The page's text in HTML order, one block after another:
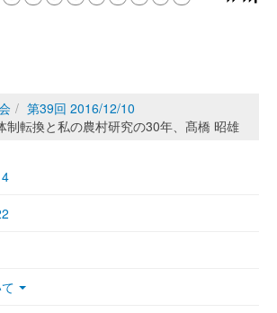
第39回 2016/12/10
制転換と私の農村研究の30年、髙橋 昭雄